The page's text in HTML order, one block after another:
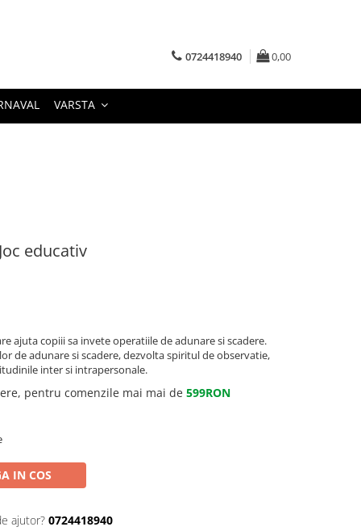
0724418940 0,00
VARSTA
educativ
ajuta copiii sa invete operatiile de adunare si scadere.
de adunare si scadere, dezvolta spiritul de observatie,
inter si intrapersonale.
pentru comenzile mai mai de 599RON
IN COS
ajutor? 0724418940